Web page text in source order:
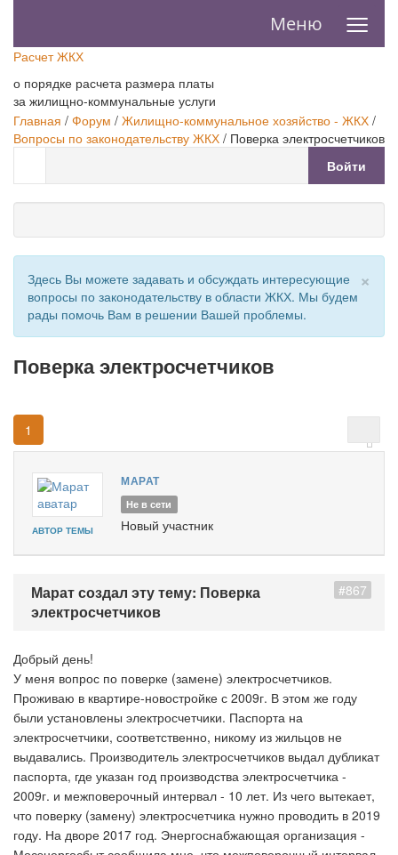
Меню ≡
Расчет ЖКХ
о порядке расчета размера платы
за жилищно-коммунальные услуги
Главная / Форум / Жилищно-коммунальное хозяйство - ЖКХ /
Вопросы по законодательству ЖКХ / Поверка электросчетчиков
Войти
×
Здесь Вы можете задавать и обсуждать интересующие
вопросы по законодательству в области ЖКХ. Мы будем
рады помочь Вам в решении Вашей проблемы.
Поверка электросчетчиков
1
МАРАТ
АВТОР ТЕМЫ
Не в сети
Новый участник
#867
Марат создал эту тему: Поверка
электросчетчиков
Добрый день!
У меня вопрос по поверке (замене) электросчетчиков.
Проживаю в квартире-новостройке с 2009г. В этом же году
были установлены электросчетчики. Паспорта на
электросчетчики, соответственно, никому из жильцов не
выдавались. Производитель электросчетчиков выдал дубликат
паспорта, где указан год производства электросчетчика -
2009г. и межповерочный интервал - 10 лет. Из чего вытекает,
что поверку (замену) электросчетчика нужно проводить в 2019
году. На дворе 2017 год. Энергоснабжающая организация -